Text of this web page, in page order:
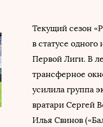
Текущий сезон
в статусе одного
Первой Лиги. В
трансферное
усилила группа
вратари Сергей
Илья Свинов